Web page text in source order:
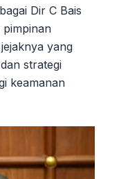
Dir C Bais
yang
strategi
keamanan